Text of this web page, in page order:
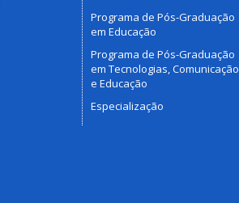
Programa de Pós-Graduação
em Educação
Programa de Pós-Graduação
em Tecnologias, Comunicação
e Educação
Especialização